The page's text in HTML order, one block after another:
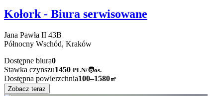
Kołork - Biura serwisowane
Jana Pawła II 43B
Północny Wschód, Kraków
Dostępne biura0
Stawka czynszu1450 PLN/🧑os.
Dostępna powierzchnia100–1580㎡
Zobacz teraz